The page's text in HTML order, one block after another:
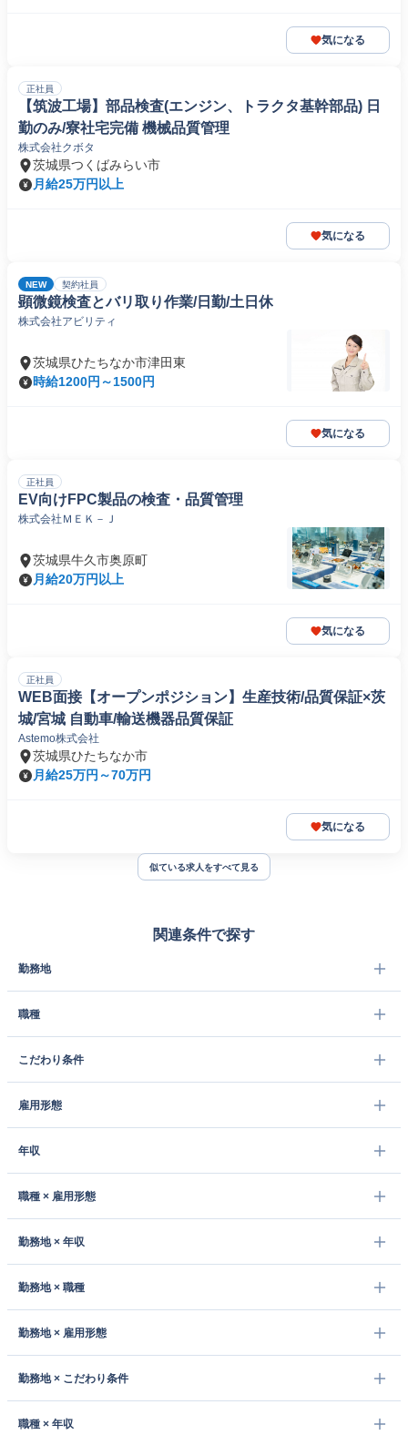
気になる
正社員
【筑波工場】部品検査(エンジン、トラクタ基幹部品) 日
勤のみ/寮社宅完備 機械品質管理
株式会社クボタ
茨城県つくばみらい市
月給25万円以上
気になる
NEW 契約社員
顕微鏡検査とバリ取り作業/日勤/土日休
株式会社アビリティ
茨城県ひたちなか市津田東
時給1200円～1500円
気になる
正社員
EV向けFPC製品の検査・品質管理
株式会社ＭＥＫ－Ｊ
茨城県牛久市奥原町
月給20万円以上
気になる
正社員
WEB面接【オープンポジション】生産技術/品質保証×茨
城/宮城 自動車/輸送機器品質保証
Astemo株式会社
茨城県ひたちなか市
月給25万円～70万円
気になる
似ている求人をすべて見る
関連条件で探す
勤務地
職種
こだわり条件
雇用形態
年収
職種 × 雇用形態
勤務地 × 年収
勤務地 × 職種
勤務地 × 雇用形態
勤務地 × こだわり条件
職種 × 年収